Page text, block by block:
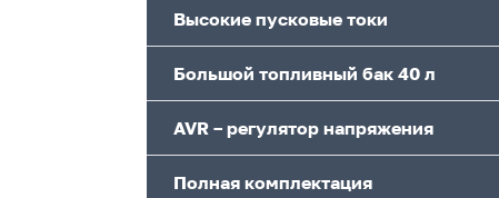
Высокие пусковые токи
Большой топливный бак 40 л
AVR – регулятор напряжения
Полная комплектация